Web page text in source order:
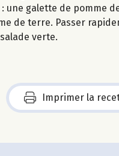
une galette de pomme
de terre. Passer
verte.
Imprimer la